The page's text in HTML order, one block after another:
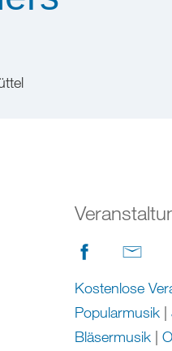
Kostenlose
Popularmusik|
Bläsermusik|